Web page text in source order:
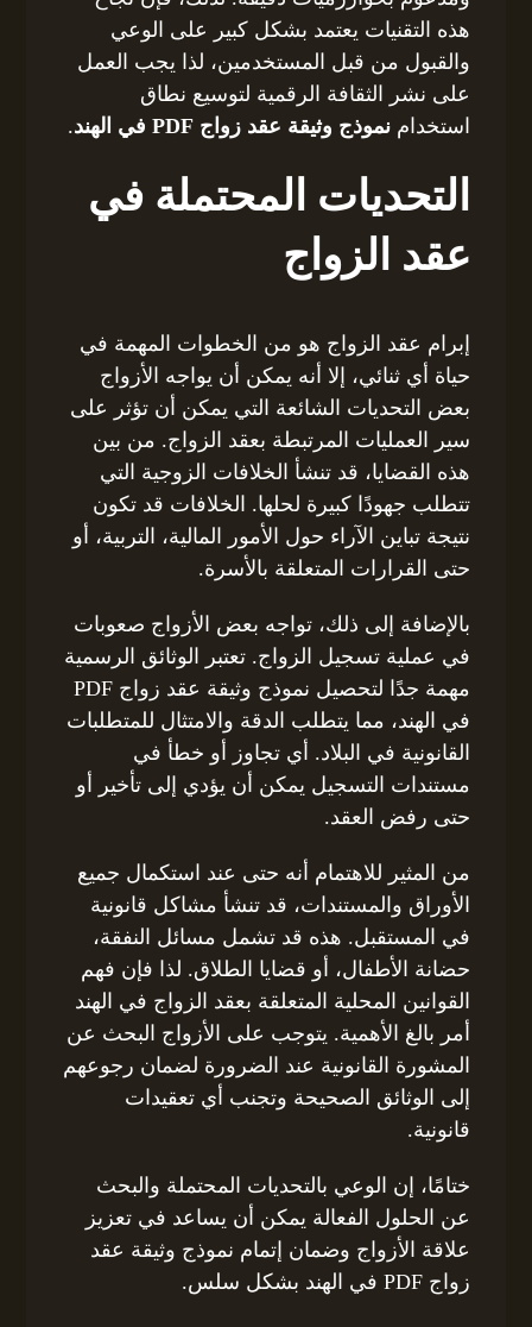
هذه التقنيات يعتمد بشكل كبير على الوعي
والقبول من قبل المستخدمين، لذا يجب العمل
على نشر الثقافة الرقمية لتوسيع نطاق
استخدامنموذج وثيقة عقد زواج PDF في الهند .
التحديات المحتملة في
عقد الزواج
إبرام عقد الزواج هو من الخطوات المهمة في
حياة أي ثنائي، إلا أنه يمكن أن يواجه الأزواج
بعض التحديات الشائعة التي يمكن أن تؤثر على
سير العمليات المرتبطة بعقد الزواج. من بين
هذه القضايا، قد تنشأ الخلافات الزوجية التي
تتطلب جهودًا كبيرة لحلها. الخلافات قد تكون
نتيجة تباين الآراء حول الأمور المالية، التربية، أو
حتى القرارات المتعلقة بالأسرة.
بالإضافة إلى ذلك، تواجه بعض الأزواج صعوبات
في عملية تسجيل الزواج. تعتبر الوثائق الرسمية
مهمة جدًا لتحصيل نموذج وثيقة عقد زواج PDF
في الهند، مما يتطلب الدقة والامتثال للمتطلبات
القانونية في البلاد. أي تجاوز أو خطأ في
مستندات التسجيل يمكن أن يؤدي إلى تأخير أو
حتى رفض العقد.
من المثير للاهتمام أنه حتى عند استكمال جميع
الأوراق والمستندات، قد تنشأ مشاكل قانونية
في المستقبل. هذه قد تشمل مسائل النفقة،
حضانة الأطفال، أو قضايا الطلاق. لذا فإن فهم
القوانين المحلية المتعلقة بعقد الزواج في الهند
أمر بالغ الأهمية. يتوجب على الأزواج البحث عن
المشورة القانونية عند الضرورة لضمان رجوعهم
إلى الوثائق الصحيحة وتجنب أي تعقيدات
قانونية.
ختامًا، إن الوعي بالتحديات المحتملة والبحث
عن الحلول الفعالة يمكن أن يساعد في تعزيز
علاقة الأزواج وضمان إتمام نموذج وثيقة عقد
زواج PDF في الهند بشكل سلس.